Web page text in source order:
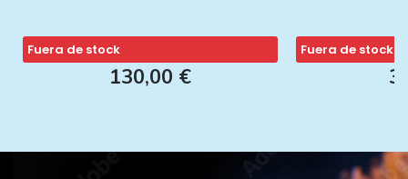
Fuera de stock
130,00 €
Fuera de stock